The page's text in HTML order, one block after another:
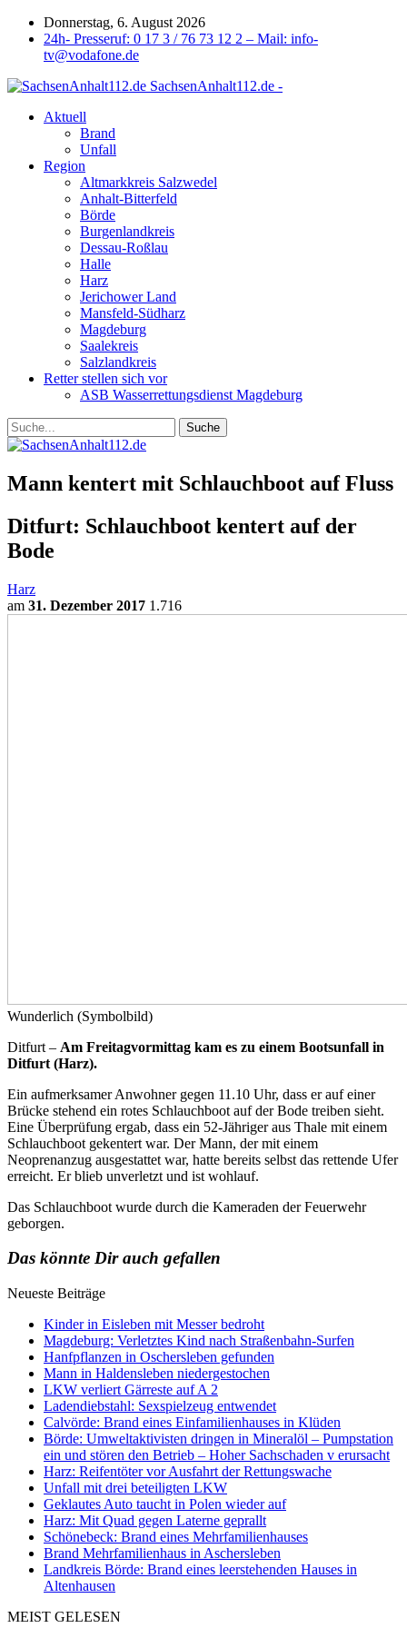
Donnerstag, 6. August 2026
24h- Presseruf: 0 17 3 / 76 73 12 2 – Mail: info-
tv@vodafone.de
SachsenAnhalt112.de -
Aktuell
Brand
Unfall
Region
Altmarkkreis Salzwedel
Anhalt-Bitterfeld
Börde
Burgenlandkreis
Dessau-Roßlau
Halle
Harz
Jerichower Land
Mansfeld-Südharz
Magdeburg
Saalekreis
Salzlandkreis
Retter stellen sich vor
ASB Wasserrettungsdienst Magdeburg
Mann kentert mit Schlauchboot auf Fluss
Ditfurt: Schlauchboot kentert auf der
Bode
Harz
am 31. Dezember 2017 1.716
Wunderlich (Symbolbild)
Ditfurt – Am Freitagvormittag kam es zu einem Bootsunfall in
Ditfurt (Harz).
Ein aufmerksamer Anwohner gegen 11.10 Uhr, dass er auf einer
Brücke stehend ein rotes Schlauchboot auf der Bode treiben sieht.
Eine Überprüfung ergab, dass ein 52-Jähriger aus Thale mit einem
Schlauchboot gekentert war. Der Mann, der mit einem
Neoprenanzug ausgestattet war, hatte bereits selbst das rettende Ufer
erreicht. Er blieb unverletzt und ist wohlauf.
Das Schlauchboot wurde durch die Kameraden der Feuerwehr
geborgen.
Das könnte Dir auch gefallen
Neueste Beiträge
Kinder in Eisleben mit Messer bedroht
Magdeburg: Verletztes Kind nach Straßenbahn-Surfen
Hanfpflanzen in Oschersleben gefunden
Mann in Haldensleben niedergestochen
LKW verliert Gärreste auf A 2
Ladendiebstahl: Sexspielzeug entwendet
Calvörde: Brand eines Einfamilienhauses in Klüden
Börde: Umweltaktivisten dringen in Mineralöl – Pumpstation
ein und stören den Betrieb – Hoher Sachschaden v erursacht
Harz: Reifentöter vor Ausfahrt der Rettungswache
Unfall mit drei beteiligten LKW
Geklautes Auto taucht in Polen wieder auf
Harz: Mit Quad gegen Laterne geprallt
Schönebeck: Brand eines Mehrfamilienhauses
Brand Mehrfamilienhaus in Aschersleben
Landkreis Börde: Brand eines leerstehenden Hauses in
Altenhausen
MEIST GELESEN